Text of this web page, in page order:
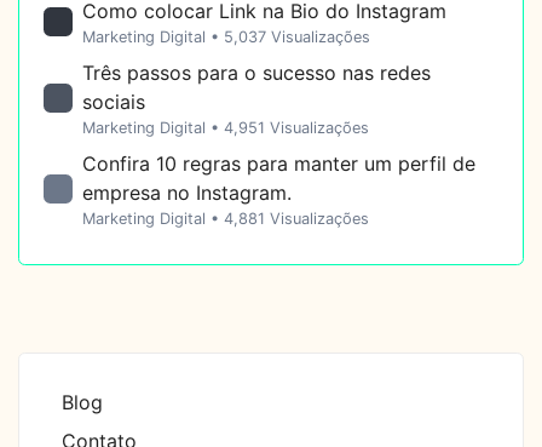
Como colocar Link na Bio do Instagram
Marketing Digital • 5,037 Visualizações
Três passos para o sucesso nas redes
sociais
Marketing Digital • 4,951 Visualizações
Confira 10 regras para manter um perfil de
empresa no Instagram.
Marketing Digital • 4,881 Visualizações
Blog
Contato